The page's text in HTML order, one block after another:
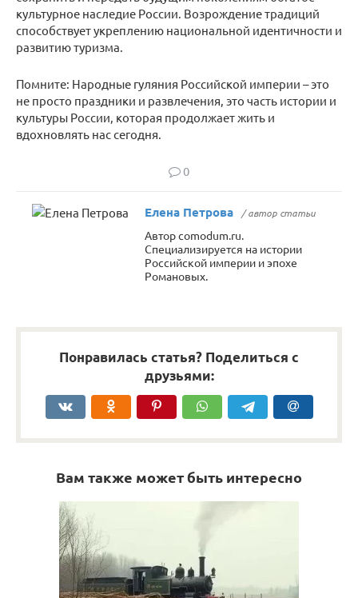
культурное наследие России. Возрождение традиций
способствует укреплению национальной идентичности и
развитию туризма.
Помните: Народные гуляния Российской империи – это
не просто праздники и развлечения, это часть истории и
культуры России, которая продолжает жить и
вдохновлять нас сегодня.
0
Елена Петрова / автор статьи
Автор comodum.ru.
Специализируется на истории
Российской империи и эпохе
Романовых.
Понравилась статья? Поделиться с
друзьями:
Вам также может быть интересно